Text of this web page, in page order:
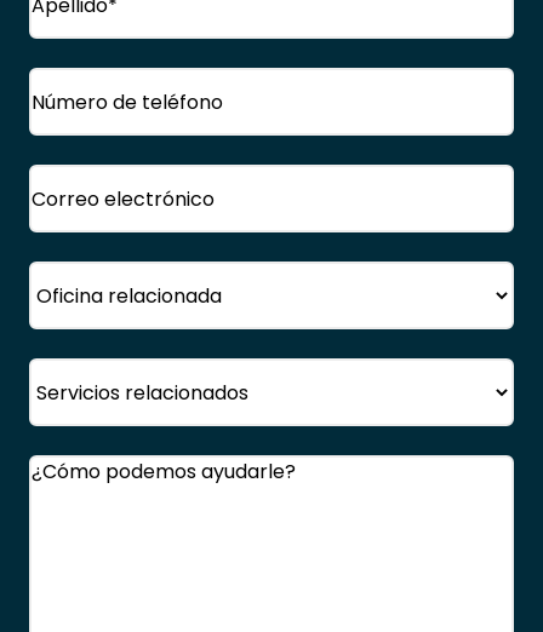
Teléfono
Correo
electrónico(Obligatorio)
Oficina
Servicio
Comentarios(Obligatorio)